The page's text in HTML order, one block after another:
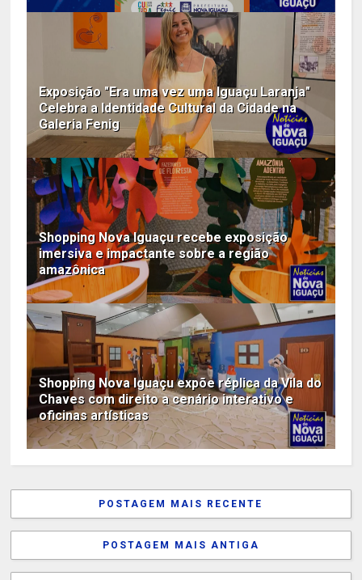
Exposição "Era uma vez uma Iguaçu Laranja"
Celebra a Identidade Cultural da Cidade na
Galeria Fenig
Shopping Nova Iguaçu recebe exposição
imersiva e impactante sobre a região
amazônica
Shopping Nova Iguaçu expõe réplica da Vila do
Chaves com direito a cenário interativo e
oficinas artísticas
POSTAGEM MAIS RECENTE
POSTAGEM MAIS ANTIGA